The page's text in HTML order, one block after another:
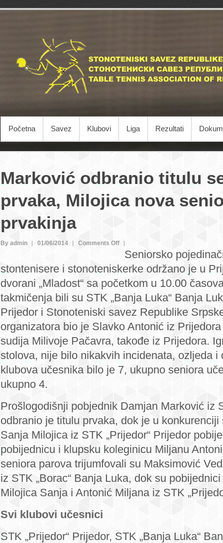
Početna Savez Klubovi Liga Rezultati
Marković odbranio titulu
prvaka, Milojica nova
prvakinja
By admin 01/06/2014 Comments Offon
Marković
odbranio
titulu
prvaka,
Milojica
nova
seniorska
prvakinja
Seniorsko
stontenisere i stonoteniskerke održano je u
dvorani „Mladost“ sa početkom u 10.00
takmičenja bili su STK „Banja Luka“ Banja
Prijedor i Stonoteniski savez Republike
organizatora bio je Slavko Antonić iz
sudija Milivoje Pačavra, takođe iz Prijedora.
stolova, nije bilo nikakvih incidenata, ozljeda i
klubova učesnika bilo je 7, ukupno seniora
ukupno 4.
Prošlogodišnji pobjednik Damjan Marković iz
odbranio je titulu prvaka, dok je u
Sanja Milojica iz STK „Prijedor“ Prijedor
pobijednicu i klupsku koleginicu Miljanu
seniora parova trijumfovali su Maksimović
iz STK „Borac“ Banja Luka, dok su
Milojica Sanja i Antonić Miljana iz STK
Svi klubovi učesnici
STK „Prijedor“ Prijedor, STK „Banja Luka“